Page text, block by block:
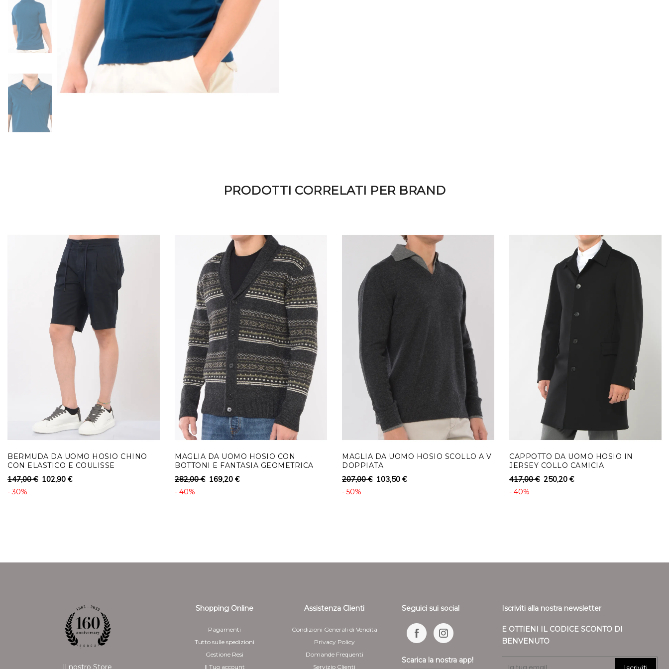
diverso dal tipo meno costoso di consegna standard offerta), senza indebito ritardo e
rimborso su diverso mezzo di pagamento. In tale caso saranno a carico del cliente
eventuali costi aggiuntivi derivanti dal diverso mezzo di pagamento scelto. Il
rimborso può essere sospeso fino al ricevimento dei beni oppure fino allíavvenuta
dimostrazione da parte del cliente di aver rispedito i beni.
Per il rimborso da effettuarsi tramite bonifico bancario il Cliente deve indicare anche
le coordinate bancarie necessarie per restituire le somme corrisposte
5 - Il cliente è responsabile solo della diminuzione del valore dei beni risultante da una
manipolazione diversa da quella necessaria per stabilire la natura, le caratteristiche e il
funzionamento dei beni
PRODOTTI CORRELATI PER BRAND
BERMUDA DA UOMO HOSIO CHINO
CON ELASTICO E COULISSE
147,00 € 102,90 €
- 30%
MAGLIA DA UOMO HOSIO CON
BOTTONI E FANTASIA GEOMETRICA
282,00 € 169,20 €
- 40%
MAGLIA DA UOMO HOSIO SCOLLO A V
DOPPIATA
207,00 € 103,50 €
- 50%
CAPPOTTO DA UOMO HOSIO IN
JERSEY COLLO CAMICIA
417,00 € 250,20 €
- 40%
Il nostro Store
Shopping Online
Pagamenti
Tutto sulle spedizioni
Gestione Resi
Il Tuo account
Assistenza Clienti
Condizioni Generali di Vendita
Privacy Policy
Domande Frequenti
Servizio Clienti
Seguici sui social
Scarica la nostra app!
Iscriviti alla nostra newsletter
E OTTIENI IL CODICE SCONTO DI
BENVENUTO